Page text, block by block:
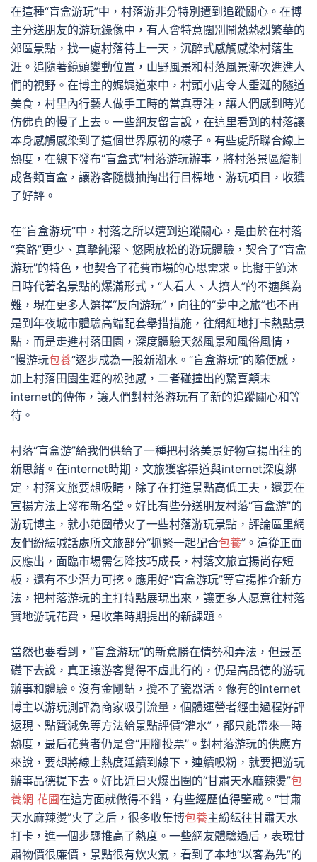
在這種“盲盒游玩”中，村落游非分特別遭到追蹤關心。在博
主分送朋友的游玩錄像中，有人會特意闊別鬧熱熱烈繁華的
郊區景點，找一處村落待上一天，沉醉式感觸感染村落生
涯。追隨著鏡頭變動位置，山野風景和村落風景漸次進進人
們的視野。在博主的娓娓道來中，村頭小店令人垂涎的隧道
美食，村里內行藝人做手工時的當真專注，讓人們感到時光
仿佛真的慢了上去。一些網友留言說，在這里看到的村落讓
本身感觸感染到了這個世界原初的樣子。有些處所聯合線上
熱度，在線下發布“盲盒式”村落游玩辦事，將村落景區繪制
成各類盲盒，讓游客隨機抽掏出行目標地、游玩項目，收獲
了好評。
在“盲盒游玩”中，村落之所以遭到追蹤關心，是由於在村落
“套路”更少、真摯純潔、悠閑放松的游玩體驗，契合了“盲盒
游玩”的特色，也契合了花費市場的心思需求。比擬于節沐
日時代著名景點的爆滿形式，“人看人、人擠人”的不適與為
難，現在更多人選擇“反向游玩”，向往的“夢中之旅”也不再
是到年夜城市體驗高端配套舉措措施，往網紅地打卡熱點景
點，而是走進村落田園，深度體驗天然風景和風俗風情，
“慢游玩包養”逐步成為一股新潮水。“盲盒游玩”的隨便感，
加上村落田園生涯的松弛感，二者碰撞出的驚喜顛末
internet的傳佈，讓人們對村落游玩有了新的追蹤關心和等
待。
村落“盲盒游”給我們供給了一種把村落美景好物宣揚出往的
新思緒。在internet時期，文旅獲客渠道與internet深度綁
定，村落文旅要想吸睛，除了在打造景點高低工夫，還要在
宣揚方法上發布新名堂。好比有些分送朋友村落“盲盒游”的
游玩博主，就小范圍帶火了一些村落游玩景點，評論區里網
友們紛紜喊話處所文旅部分“抓緊一起配合包養”。這從正面
反應出，面臨市場需乞降技巧成長，村落文旅宣揚尚存短
板，還有不少潛力可挖。應用好“盲盒游玩”等宣揚推介新方
法，把村落游玩的主打特點展現出來，讓更多人愿意往村落
實地游玩花費，是收集時期提出的新課題。
當然也要看到，“盲盒游玩”的新意勝在情勢和弄法，但最基
礎下去說，真正讓游客覺得不虛此行的，仍是高品德的游玩
辦事和體驗。沒有金剛鉆，攬不了瓷器活。像有的internet
博主以游玩測評為商家吸引流量，個體運營者經由過程好評
返現、點贊減免等方法給景點評價“灌水”，都只能帶來一時
熱度，最后花費者仍是會“用腳投票”。對村落游玩的供應方
來說，要想將線上熱度延續到線下，連續吸粉，就要把游玩
辦事品德提下去。好比近日火爆出圈的“甘肅天水麻辣燙”包
養網 花圃在這方面就做得不錯，有些經歷值得鑒戒。“甘肅
天水麻辣燙”火了之后，很多收集博包養主紛紜往甘肅天水
打卡，進一個步驟推高了熱度。一些網友體驗過后，表現甘
肅物價很廉價，景點很有炊火氣，看到了本地“以客為先”的